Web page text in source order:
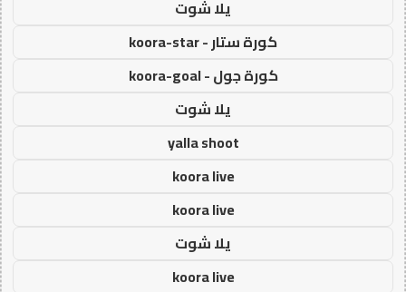
يلا شوت
كورة ستار - koora-star
كورة جول - koora-goal
يلا شوت
yalla shoot
koora live
koora live
يلا شوت
koora live